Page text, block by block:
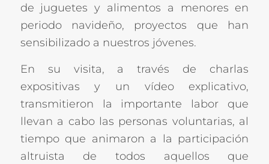
de juguetes y alimentos a menores en
periodo navideño, proyectos que han
sensibilizado a nuestros jóvenes.
En su visita, a través de charlas
expositivas y un vídeo explicativo,
transmitieron la importante labor que
llevan a cabo las personas voluntarias, al
tiempo que animaron a la participación
altruista de todos aquellos que